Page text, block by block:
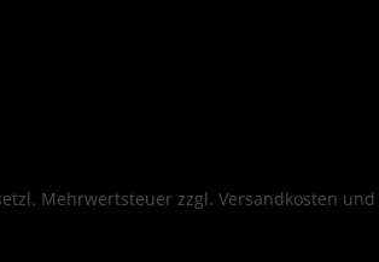
Mehrwertsteuer zzgl. Versandkosten und